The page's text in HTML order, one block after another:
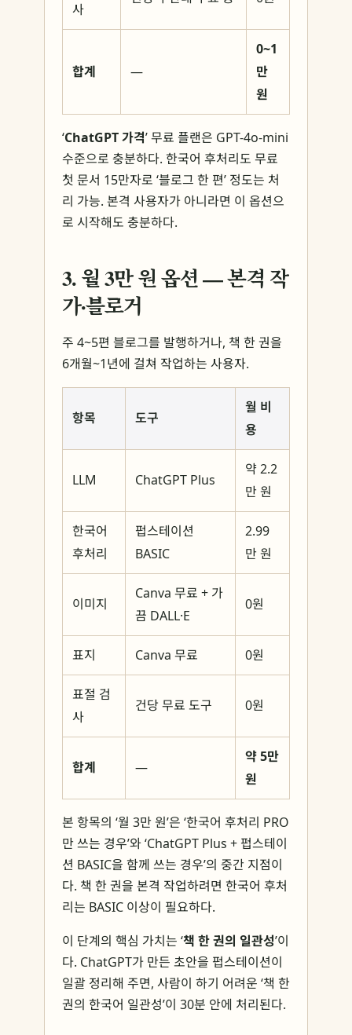
사
합계 —
0~1
만
원
‘ChatGPT 가격’ 무료 플랜은 GPT-4o-mini
수준으로 충분하다. 한국어 후처리도 무료
첫 문서 15만자로 ‘블로그 한 편’ 정도는 처
리 가능. 본격 사용자가 아니라면 이 옵션으
로 시작해도 충분하다.
3. 월 3만 원 옵션 — 본격 작
가·블로거
주 4~5편 블로그를 발행하거나, 책 한 권을
6개월~1년에 걸쳐 작업하는 사용자.
항목 도구
월 비
용
LLM ChatGPT Plus
약 2.2
만 원
한국어
후처리
펍스테이션
BASIC
2.99
만 원
이미지
Canva 무료 + 가
끔 DALL·E
0원
표지 Canva 무료 0원
표절 검
사
건당 무료 도구 0원
합계 —
약 5만
원
본 항목의 ‘월 3만 원’은 ‘한국어 후처리 PRO
만 쓰는 경우’와 ‘ChatGPT Plus + 펍스테이
션 BASIC을 함께 쓰는 경우’의 중간 지점이
다. 책 한 권을 본격 작업하려면 한국어 후처
리는 BASIC 이상이 필요하다.
이 단계의 핵심 가치는 ‘책 한 권의 일관성’이
다. ChatGPT가 만든 초안을 펍스테이션이
일괄 정리해 주면, 사람이 하기 어려운 ‘책 한
권의 한국어 일관성’이 30분 안에 처리된다.